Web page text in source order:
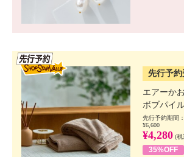
先行予約
エアーか
ボブパイ
先行予約期間
¥6,600
¥4,280 (税
35%OFF